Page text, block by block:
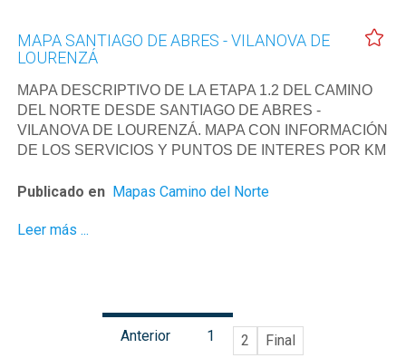
MAPA SANTIAGO DE ABRES - VILANOVA DE
LOURENZÁ
MAPA DESCRIPTIVO DE LA ETAPA 1.2 DEL CAMINO
DEL NORTE DESDE SANTIAGO DE ABRES -
VILANOVA DE LOURENZÁ. MAPA CON INFORMACIÓN
DE LOS SERVICIOS Y PUNTOS DE INTERES POR KM
Publicado en Mapas Camino del Norte
Leer más ...
Anterior 1 2 Final